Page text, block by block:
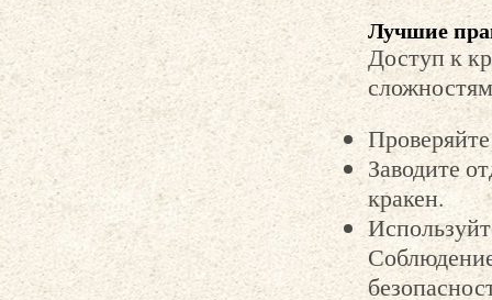
Лучшие
Доступ к
Заводите
кракен.